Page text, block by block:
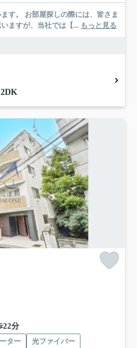
、皆さま
ますが、当社では【... もっと見る
22分
ター
光ファイバー